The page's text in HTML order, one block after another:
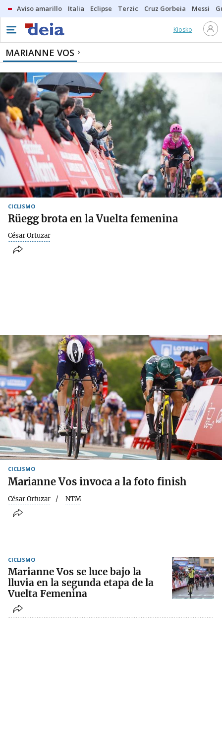
Aviso amarillo Italia Eclipse Terzic Cruz Gorbeia Messi
Kiosko
MARIANNE VOS
CICLISMO
Rüegg brota en la Vuelta femenina
César Ortuzar
CICLISMO
Marianne Vos invoca a la foto finish
César Ortuzar NTM
CICLISMO
Marianne Vos se luce bajo la
lluvia en la segunda etapa de la
Vuelta Femenina